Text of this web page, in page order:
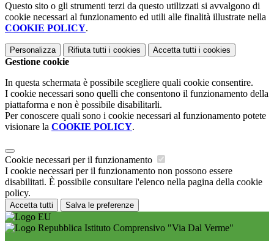
Questo sito o gli strumenti terzi da questo utilizzati si avvalgono di
cookie necessari al funzionamento ed utili alle finalità illustrate nella
COOKIE POLICY.
Personalizza Rifiuta tutti i cookies Accetta tutti i cookies
Gestione cookie
In questa schermata è possibile scegliere quali cookie consentire.
I cookie necessari sono quelli che consentono il funzionamento della
piattaforma e non è possibile disabilitarli.
Per conoscere quali sono i cookie necessari al funzionamento potete
visionare la COOKIE POLICY.
Cookie necessari per il funzionamento
I cookie necessari per il funzionamento non possono essere
disabilitati. È possibile consultare l'elenco nella pagina della cookie
policy.
Accetta tutti Salva le preferenze
Istituto Comprensivo "Via Dal Verme"